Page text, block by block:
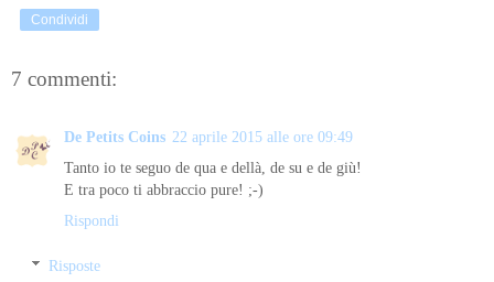
Condividi
7 commenti:
De Petits Coins 22 aprile 2015 alle ore 09:49
Tanto io te seguo de qua e dellà, de su e de giù!
E tra poco ti abbraccio pure! ;-)
Rispondi
Risposte